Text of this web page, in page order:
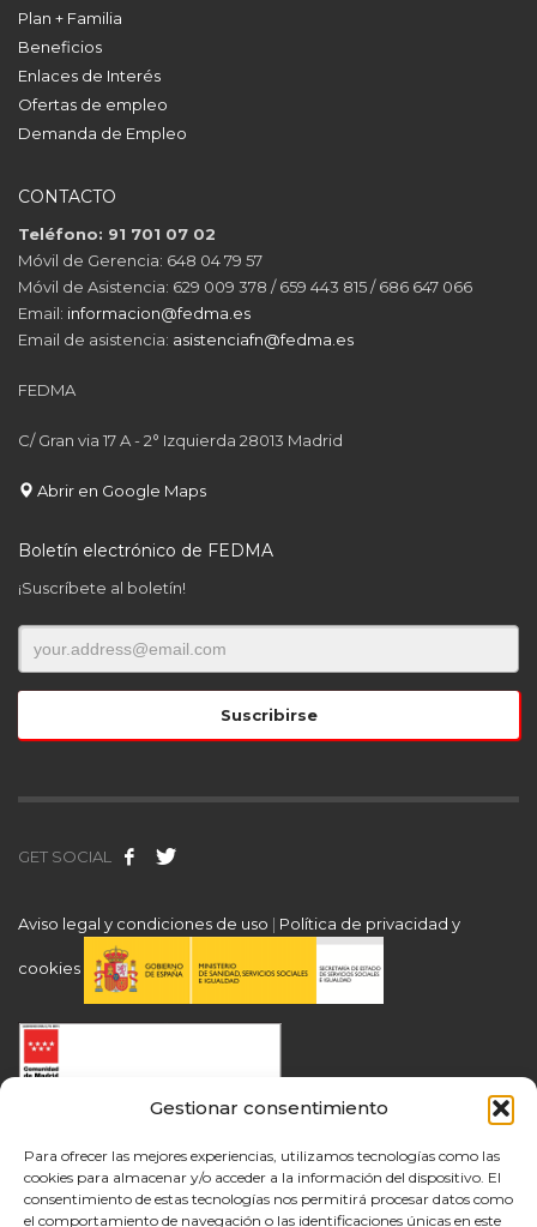
Gestionar consentimiento
Para ofrecer las mejores experiencias, utilizamos tecnologías como las
cookies para almacenar y/o acceder a la información del dispositivo. El
consentimiento de estas tecnologías nos permitirá procesar datos como
el comportamiento de navegación o las identificaciones únicas en este
Plan + Familia
Beneficios
Enlaces de Interés
Ofertas de empleo
Demanda de Empleo
CONTACTO
Teléfono: 91 701 07 02
Móvil de Gerencia: 648 04 79 57
Móvil de Asistencia: 629 009 378 / 659 443 815 / 686 647 066
Email: informacion@fedma.es
Email de asistencia: asistenciafn@fedma.es
FEDMA
C/ Gran via 17 A - 2° Izquierda 28013 Madrid
Abrir en Google Maps
Boletín electrónico de FEDMA
¡Suscríbete al boletín!
GET SOCIAL
Aviso legal y condiciones de uso | Política de privacidad y
cookies